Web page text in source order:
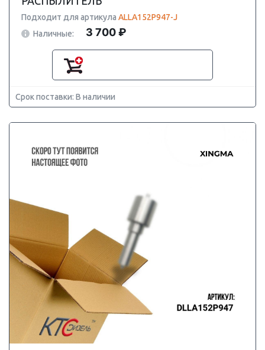
Подходит для артикула ALLA152P947-J
Наличные:
3 700 ₽
Срок поставки: В наличии